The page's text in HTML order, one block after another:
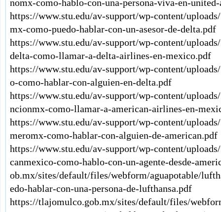
nomx-como-hablo-con-una-persona-viva-en-
https://www.stu.edu/av-support/wp-content/
mx-como-puedo-hablar-con-un-asesor-de-delta.pdf
https://www.stu.edu/av-support/wp-content/
delta-como-llamar-a-delta-airlines-en-mexico.pdf
https://www.stu.edu/av-support/wp-content/
o-como-hablar-con-alguien-en-delta.pdf
https://www.stu.edu/av-support/wp-content/
ncionmx-como-llamar-a-american-airlines-en-
https://www.stu.edu/av-support/wp-content/
meromx-como-hablar-con-alguien-de-american.pdf
https://www.stu.edu/av-support/wp-content/
canmexico-como-hablo-con-un-agente-desde-
ob.mx/sites/default/files/webform/aguapotable/
edo-hablar-con-una-persona-de-lufthansa.pdf
https://tlajomulco.gob.mx/sites/default/files/